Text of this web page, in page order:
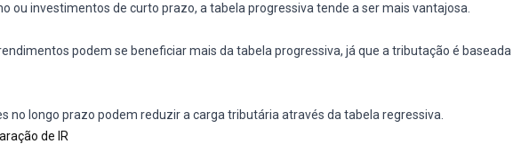
ou investimentos de curto prazo, a tabela progressiva tende a ser mais vantajosa.
podem se beneficiar mais da tabela progressiva, já que a tributação é baseada
no longo prazo podem reduzir a carga tributária através da tabela regressiva.
de IR